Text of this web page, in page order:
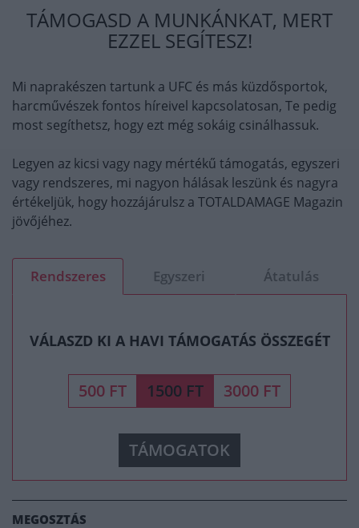
TÁMOGASD A MUNKÁNKAT, MERT
EZZEL SEGÍTESZ!
Mi naprakészen tartunk a UFC és más küzdősportok,
harcművészek fontos híreivel kapcsolatosan, Te pedig
most segíthetsz, hogy ezt még sokáig csinálhassuk.
Legyen az kicsi vagy nagy mértékű támogatás, egyszeri
vagy rendszeres, mi nagyon hálásak leszünk és nagyra
értékeljük, hogy hozzájárulsz a TOTALDAMAGE Magazin
jövőjéhez.
Rendszeres Egyszeri Átatulás
VÁLASZD KI A HAVI TÁMOGATÁS ÖSSZEGÉT
500 FT 1500 FT 3000 FT
TÁMOGATOK
MEGOSZTÁS